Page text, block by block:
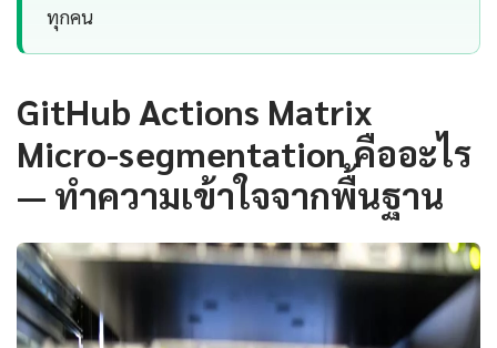
ทุกคน
GitHub Actions Matrix
Micro-segmentation คืออะไร
— ทำความเข้าใจจากพื้นฐาน